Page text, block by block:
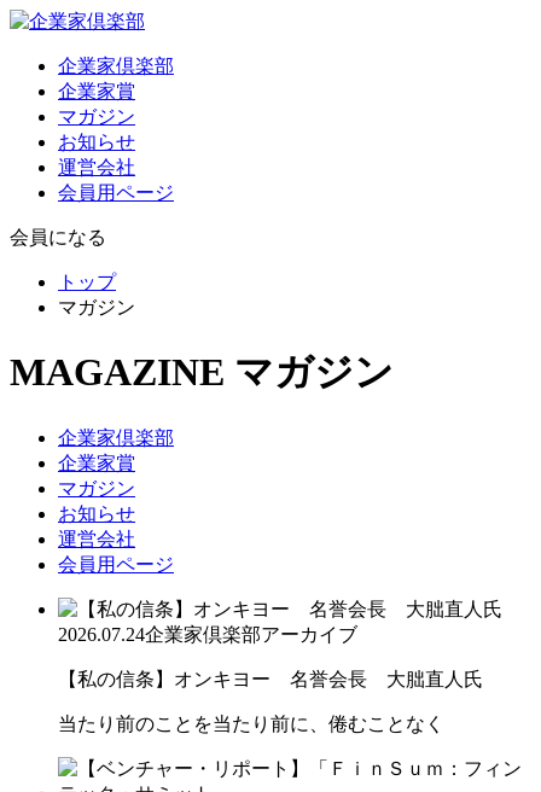
企業家倶楽部
企業家賞
マガジン
お知らせ
運営会社
会員用ページ
会員になる
トップ
マガジン
MAGAZINE マガジン
企業家倶楽部
企業家賞
マガジン
お知らせ
運営会社
会員用ページ
2026.07.24企業家倶楽部アーカイブ
【私の信条】オンキヨー 名誉会長 大朏直人氏
当たり前のことを当たり前に、倦むことなく